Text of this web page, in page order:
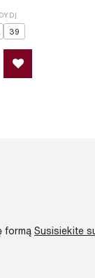
39
formą Susisiekite